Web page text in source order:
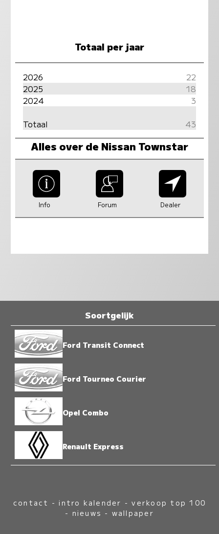
Totaal per jaar
2026
22
2025
18
2024
3
Totaal
43
Alles over de Nissan Townstar
Info Forum Dealer
Soortgelijk
Ford Transit Connect
Ford Tourneo Courier
Opel Combo
Renault Express
contact -intro kalender -verkoop top 100
- nieuws - wallpaper